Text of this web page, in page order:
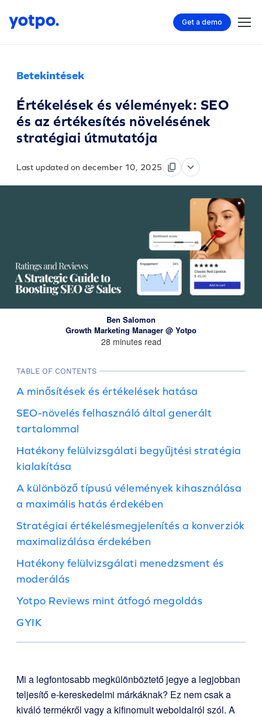
Get a demo
Betekintések
Értékelések és vélemények: SEO
és az értékesítés növelésének
stratégiai útmutatója
Last updated on december 10, 2025
Ben Salomon
Growth Marketing Manager @ Yotpo
28 minutes read
TABLE OF CONTENTS
A minősítések és értékelések hatása
SEO-növelés felhasználó által generált
tartalommal
Hatékony felülvizsgálati begyűjtési stratégia
kialakítása
A különböző típusú vélemények kihasználása
a maximális hatás érdekében
Stratégiai értékelésmegjelenítés a konverziók
maximalizálása érdekében
Hatékony felülvizsgálati menedzsment és
moderálás
Yotpo Reviews mint átfogó megoldás
GYIK
Mi a legfontosabb megkülönböztető jegye a legjobban
teljesítő e-kereskedelmi márkáknak? Ez nem csak a
kiváló termékről vagy a kifinomult weboldalról szól. A